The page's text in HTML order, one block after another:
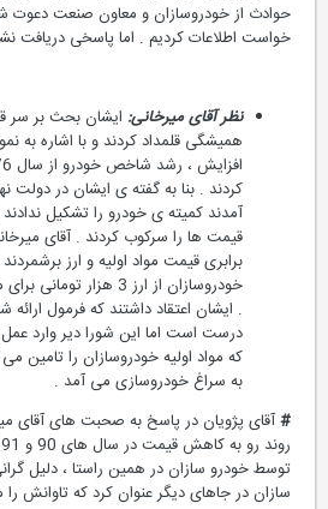
حوادث از خودروسازان و معاون صنعت دعوت
خواست اطلاعات کردیم . اما پاسخی دریافت نشد .
نظر آقای میرخانی:ایشان بحث بر سر
همیشگی قلمداد کردند و با اشاره به
آمدند کمیته ی خودرو را تشکیل ندادند و
برابری قیمت مواد اولیه و ارز برشمردند
خودروسازان از ارز 3 هزار
. ایشان اعتقاد داشتند که فرمول ارائه
درست است اما این شورا دیر وارد عمل
که مواد اولیه خودروسازان را تامین
به سراغ خودروسازی می آمد .
آقای پژویان در پاسخ به صحبت های آقای
روند
توسط خودرو سازان در همین راستا ، دلیل
سازان در جاهای دیگر عنوان کرد که تاوانش را